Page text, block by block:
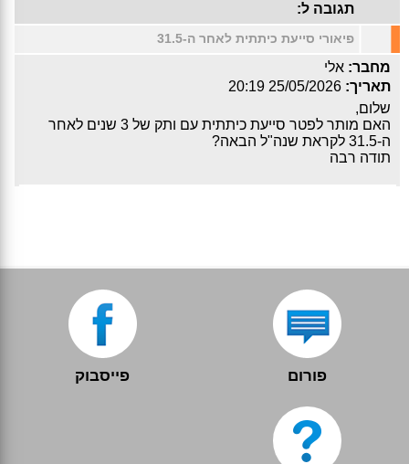
תגובה ל:
פיאורי סייעת כיתתית לאחר ה-31.5
מחבר: אלי
תאריך: 25/05/2026 20:19
שלום,
האם מותר לפטר סייעת כיתתית עם ותק של 3 שנים לאחר
ה-31.5 לקראת שנה"ל הבאה?
תודה רבה
פורום פייסבוק